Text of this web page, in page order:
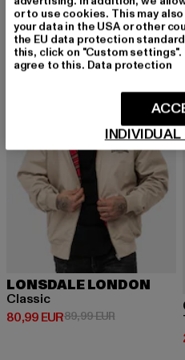
-10%
LONSDALE LONDON
Classic
80,99 EUR
Derzeitiger Preis: 80,99 EUR
89,99 EURAktionspreis:
or to use cookies. This may
your data in the USA or other
the EU data protection
this, click on "Custom settings".
agree to this. Data protection